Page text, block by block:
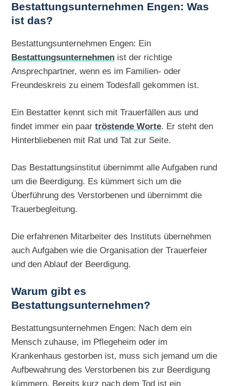
Bestattungsunternehmen Engen: Was
ist das?
Bestattungsunternehmen Engen: Ein
Bestattungsunternehmen ist der richtige
Ansprechpartner, wenn es im Familien- oder
Freundeskreis zu einem Todesfall gekommen ist.
Ein Bestatter kennt sich mit Trauerfällen aus und
findet immer ein paartröstende Worte. Er steht den
Hinterbliebenen mit Rat und Tat zur Seite.
Das Bestattungsinstitut übernimmt alle Aufgaben rund
um die Beerdigung. Es kümmert sich um die
Überführung des Verstorbenen und übernimmt die
Trauerbegleitung.
Die erfahrenen Mitarbeiter des Instituts übernehmen
auch Aufgaben wie die Organisation der Trauerfeier
und den Ablauf der Beerdigung.
Warum gibt es
Bestattungsunternehmen?
Bestattungsunternehmen Engen: Nach dem ein
Mensch zuhause, im Pflegeheim oder im
Krankenhaus gestorben ist, muss sich jemand um die
Aufbewahrung des Verstorbenen bis zur Beerdigung
kümmern. Bereits kurz nach dem Tod ist ein